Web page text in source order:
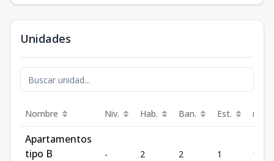
Unidades
Nombre Niv. Hab. Ban. Est. m²
Apartamentos
tipo B
- 2 2 1 115